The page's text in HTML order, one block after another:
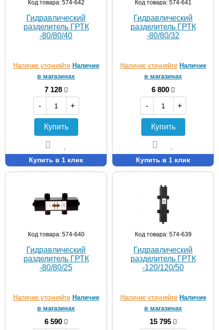
Код товара: 574-642
Гидравлический
разделитель ГРТК
-80/80/40
Наличие уточняйте Наличие
в магазинах
7 128
-
+
Купить
Купить в 1 клик
Код товара: 574-641
Гидравлический
разделитель ГРТК
-80/80/32
Наличие уточняйте Наличие
в магазинах
6 800
-
+
Купить
Купить в 1 клик
Код товара: 574-640
Гидравлический
разделитель ГРТК
-80/80/25
Наличие уточняйте Наличие
в магазинах
6 590
Код товара: 574-639
Гидравлический
разделитель ГРТК
-120/120/50
Наличие уточняйте Наличие
в магазинах
15 795